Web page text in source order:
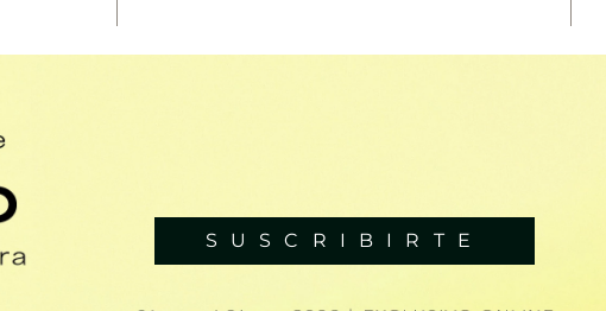
SUSCRIBIRTE